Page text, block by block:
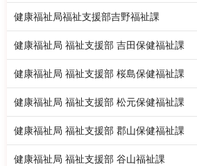
健康福祉局福祉支援部吉野福祉課
健康福祉局 福祉支援部 吉田保健福祉課
健康福祉局 福祉支援部 桜島保健福祉課
健康福祉局 福祉支援部 松元保健福祉課
健康福祉局 福祉支援部 郡山保健福祉課
健康福祉局 福祉支援部 谷山福祉課